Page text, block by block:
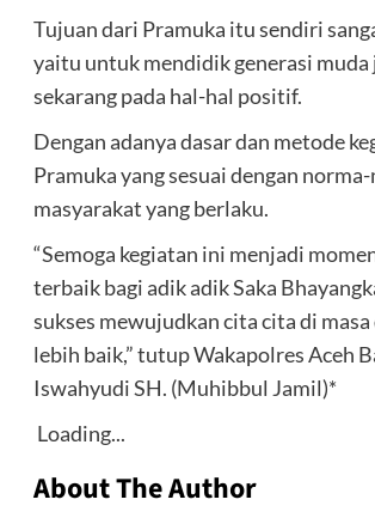
Tujuan dari Pramuka itu sendiri
yaitu untuk mendidik generasi muda
sekarang pada hal-hal positif.
Dengan adanya dasar dan metode
Pramuka yang sesuai dengan
masyarakat yang berlaku.
“Semoga kegiatan ini menjadi
terbaik bagi adik adik Saka
sukses mewujudkan cita cita di masa
lebih baik,” tutup Wakapolres Aceh
Iswahyudi SH. (Muhibbul Jamil)*
Loading...
About The Author